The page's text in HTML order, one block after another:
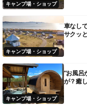
キャンプ場・ショップ
キャンプ場・ショップ
車なし
サクッ
プ場18選
キャンプ場・ショップ
“お風呂
が？癒
キャン